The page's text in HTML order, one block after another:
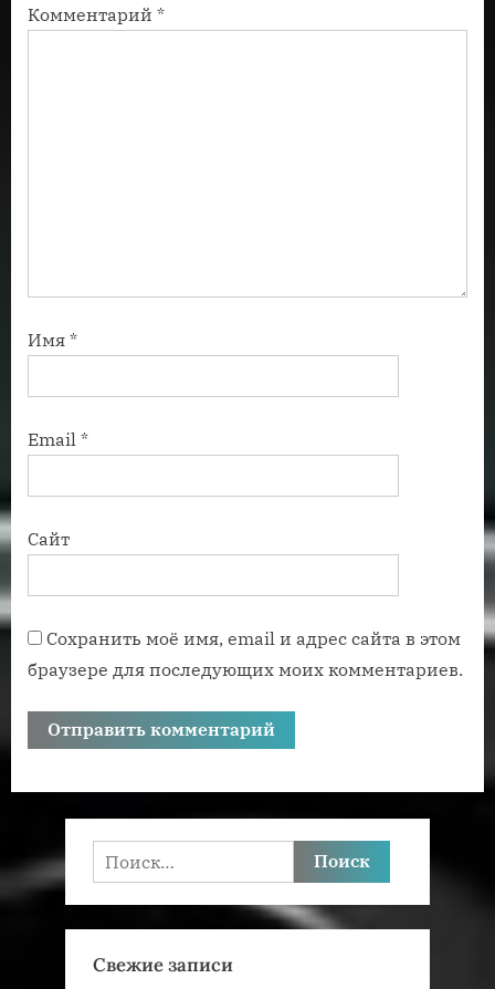
ь
ь
Комментарий *
Имя *
Email *
Сайт
Сохранить моё имя, email и адрес сайта в этом
браузере для последующих моих комментариев.
Найти:
Свежие записи